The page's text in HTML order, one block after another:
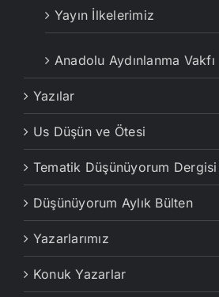
Yayın İlkelerimiz
Anadolu Aydınlanma Vakfı
Yazılar
Us Düşün ve Ötesi
Tematik Düşünüyorum Dergisi
Düşünüyorum Aylık Bülten
Yazarlarımız
Konuk Yazarlar